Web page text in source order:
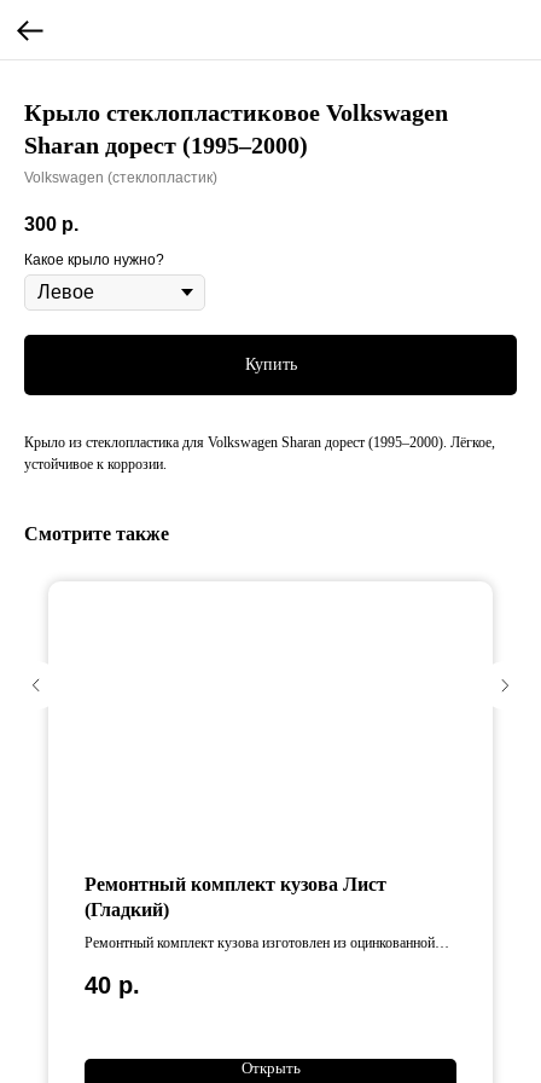
Крыло стеклопластиковое Volkswagen
Sharan дорест (1995–2000)
Volkswagen (стеклопластик)
300 р.
Какое крыло нужно?
Купить
Крыло из стеклопластика для Volkswagen Sharan дорест (1995–2000). Лёгкое,
устойчивое к коррозии.
Смотрите также
Ремонтный комплект кузова Лист
(Гладкий)
Ремонтный комплект кузова изготовлен из оцинкованной
40 р.
Открыть